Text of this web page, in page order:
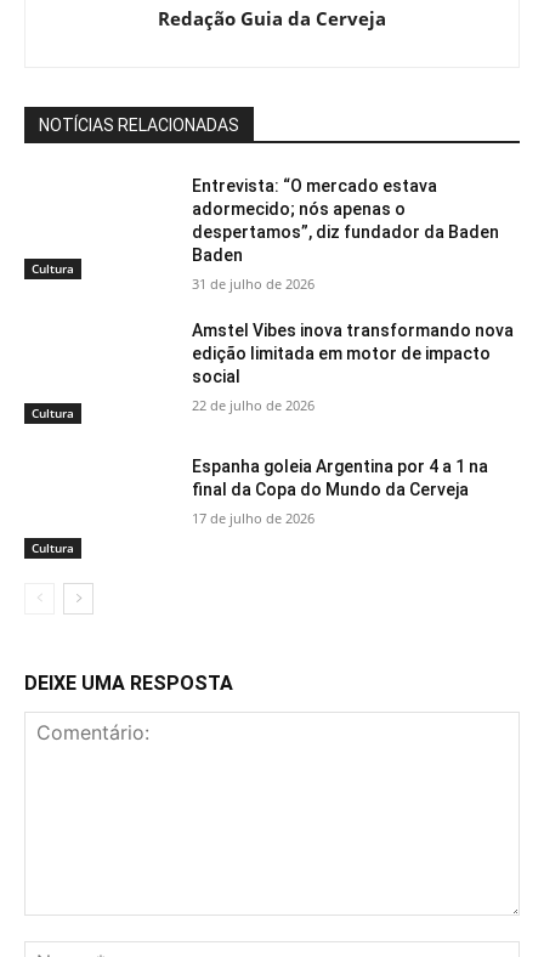
Redação Guia da Cerveja
NOTÍCIAS RELACIONADAS
Cultura
Entrevista: “O mercado estava
adormecido; nós apenas o
despertamos”, diz fundador da Baden
Baden
31 de julho de 2026
Cultura
Amstel Vibes inova transformando nova
edição limitada em motor de impacto
social
22 de julho de 2026
Cultura
Espanha goleia Argentina por 4 a 1 na
final da Copa do Mundo da Cerveja
17 de julho de 2026
DEIXE UMA RESPOSTA